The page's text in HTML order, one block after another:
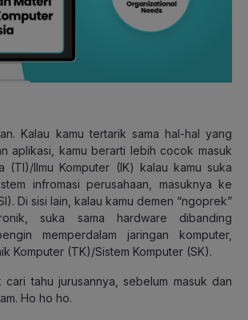
Kalau kamu tertarik sama hal-hal yang
aplikasi, kamu berarti lebih cocok masuk
(TI)/Ilmu Komputer (IK) kalau kamu suka
infromasi perusahaan, masuknya ke
Di sisi lain, kalau kamu demen “ngoprek”
suka sama hardware dibanding
memperdalam jaringan komputer,
Komputer (TK)/Sistem Komputer (SK).
cari tahu jurusannya, sebelum masuk dan
Ho ho ho.